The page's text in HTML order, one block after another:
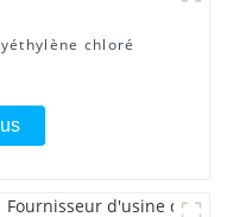
chloré